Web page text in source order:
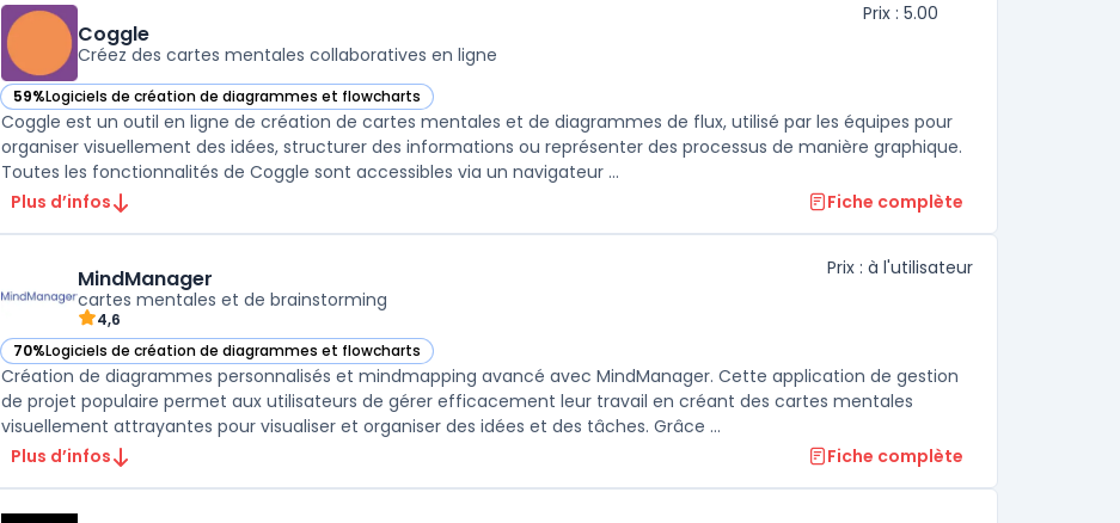
Coggle
Créez des cartes mentales collaboratives en ligne
Prix : 5.00
59%Logiciels de création de diagrammes et flowcharts
— voir Coggle dans cette catégorie
Coggle est un outil en ligne de création de cartes mentales et de diagrammes de flux, utilisé par les équipes pour
organiser visuellement des idées, structurer des informations ou représenter des processus de manière graphique.
Toutes les fonctionnalités de Coggle sont accessibles via un navigateur ...
Plus d’infos
Fiche complète
MindManager
cartes mentales et de brainstorming
4,6
Prix : à l'utilisateur
70%Logiciels de création de diagrammes et flowcharts
— voir MindManager dans cette catégorie
Création de diagrammes personnalisés et mindmapping avancé avec MindManager. Cette application de gestion
de projet populaire permet aux utilisateurs de gérer efficacement leur travail en créant des cartes mentales
visuellement attrayantes pour visualiser et organiser des idées et des tâches. Grâce ...
Plus d’infos
Fiche complète